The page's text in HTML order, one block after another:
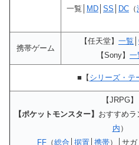
一覧│
MD SS DC （
携帯ゲーム
【任天堂】 一覧
【Sony】 一
■【 シリーズ・テ
【JRPG】
【ポケットモンスター】 おすすめラ
内 ）
FF（総合│ 据置│ 携帯）│サガ